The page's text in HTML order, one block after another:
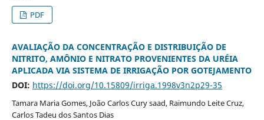
PDF
AVALIAÇÃO DA CONCENTRAÇÃO E DISTRIBUIÇÃO DE
NITRITO, AMÔNIO E NITRATO PROVENIENTES DA URÉIA
APLICADA VIA SISTEMA DE IRRIGAÇÃO POR GOTEJAMENTO
DOI: https://doi.org/10.15809/irriga.1998v3n2p29-35
Tamara Maria Gomes, João Carlos Cury saad, Raimundo Leite Cruz,
Carlos Tadeu dos Santos Dias